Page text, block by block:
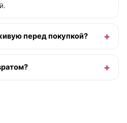
перед покупкой?